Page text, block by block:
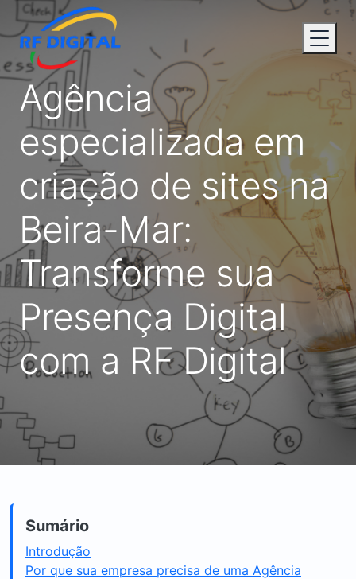
Agência
especializada em
criação de sites na
Beira-Mar:
Transforme sua
Presença Digital
com a RF Digital
Sumário
Introdução
Por que sua empresa precisa de uma Agência